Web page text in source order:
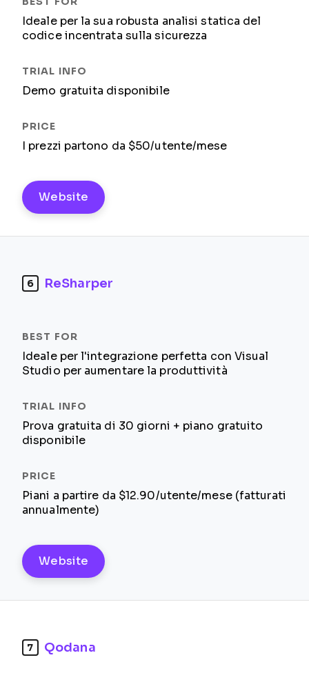
Ideale per la sua robusta analisi statica del
codice incentrata sulla sicurezza
Demo gratuita disponibile
I prezzi partono da $50/utente/mese
Website
6 ReSharper
Ideale per l'integrazione perfetta con Visual
Studio per aumentare la produttività
Prova gratuita di 30 giorni + piano gratuito
disponibile
Piani a partire da $12.90/utente/mese (fatturati
annualmente)
Website
7 Qodana